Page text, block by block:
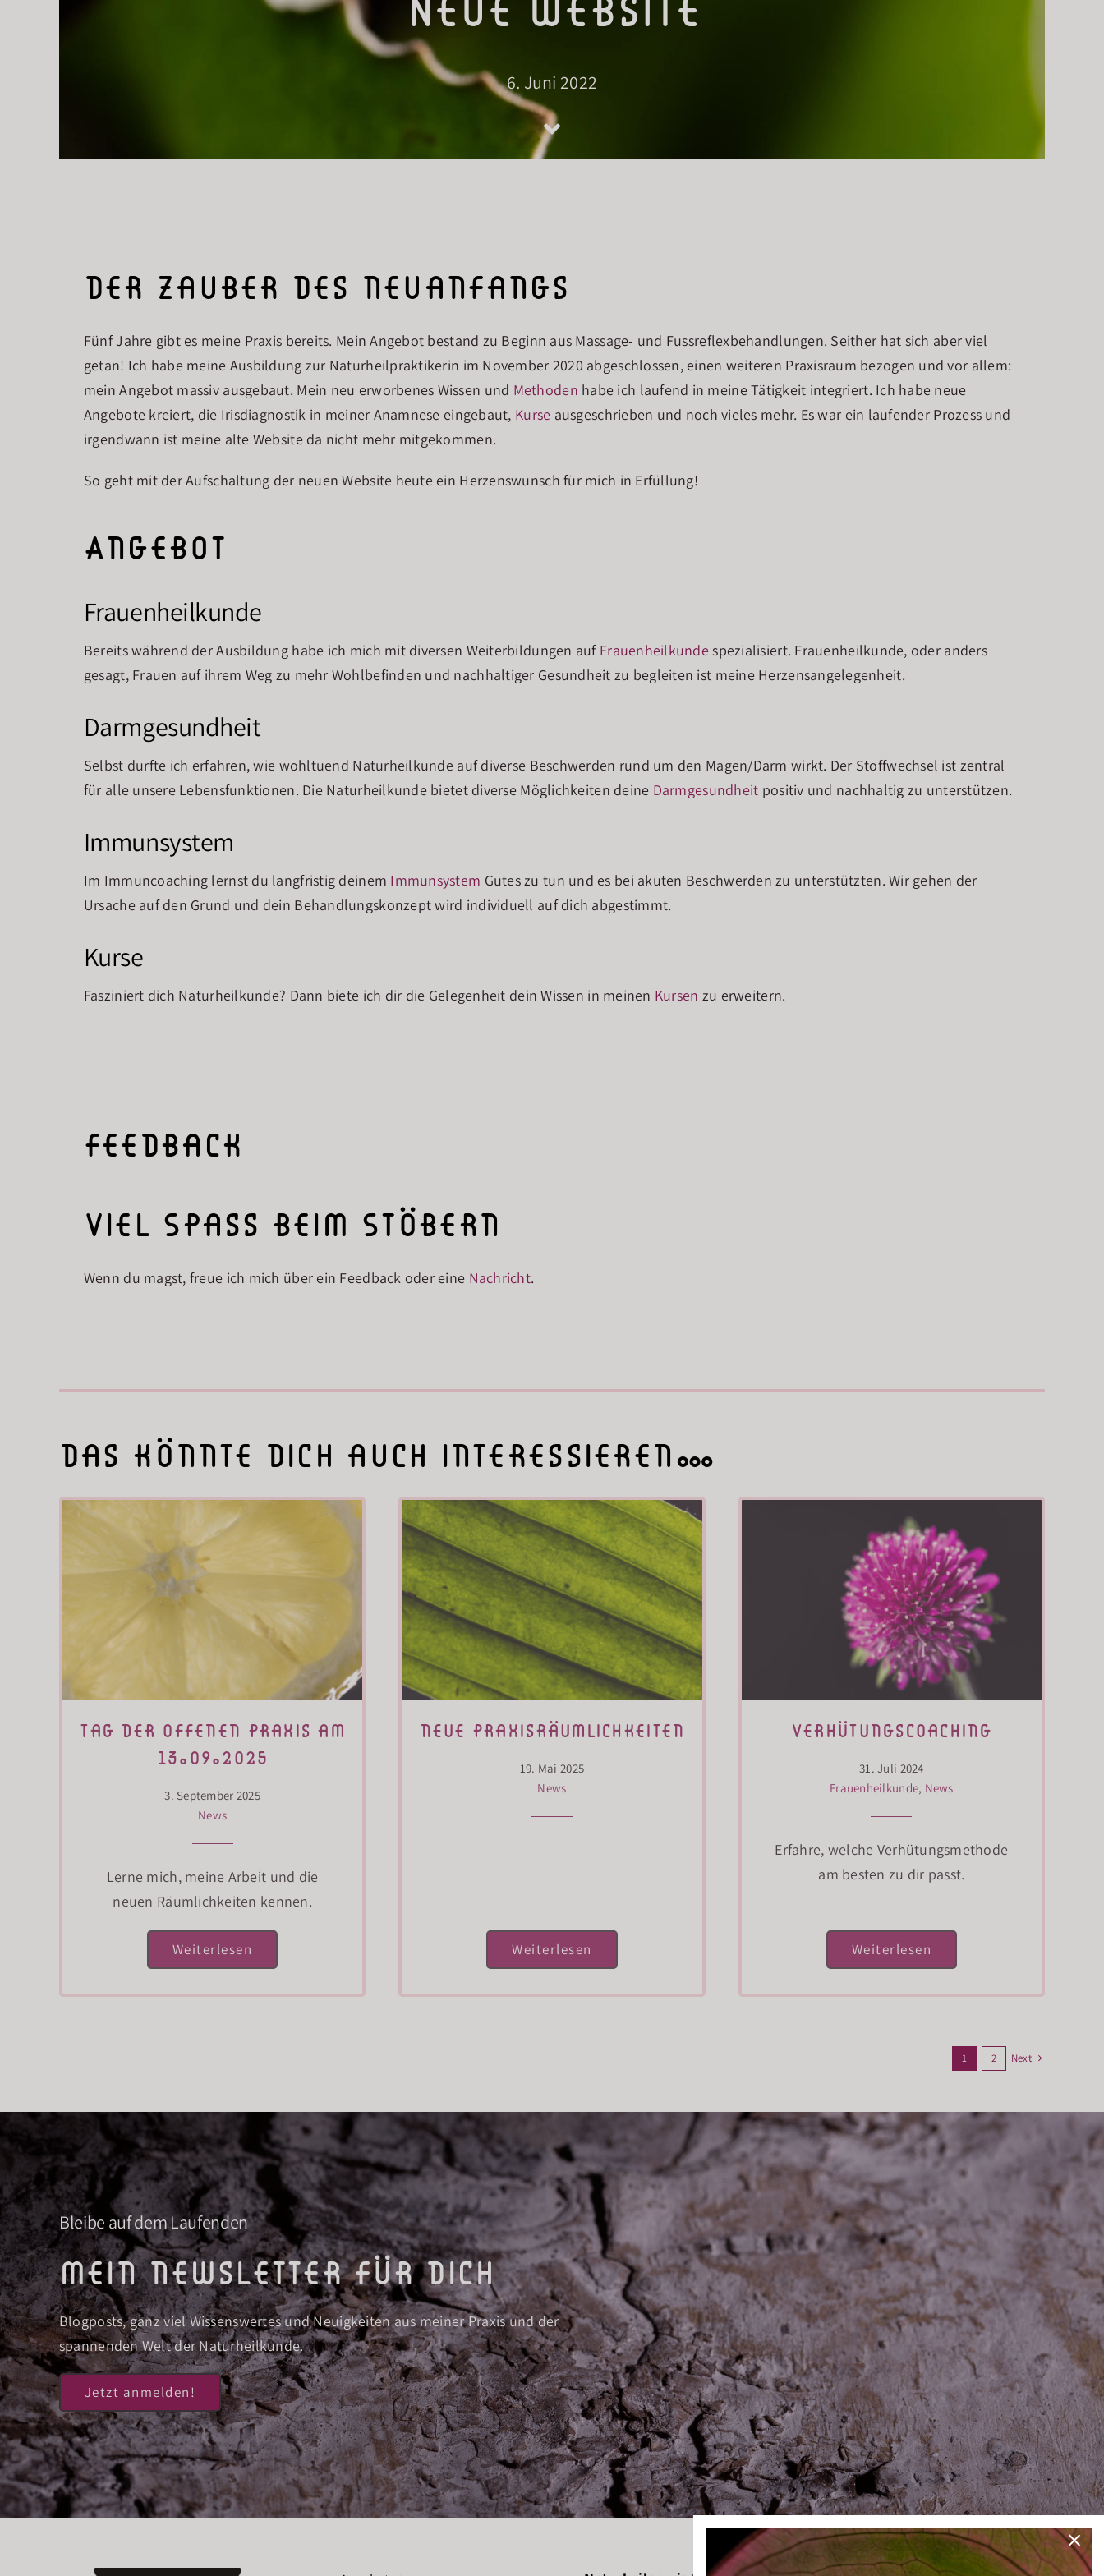
6. Juni 2022
der zauber des neuanfangs
Fünf Jahre gibt es meine Praxis bereits. Mein Angebot bestand zu Beginn aus Massage- und Fussreflexbehandlungen. Seither hat sich aber viel
getan! Ich habe meine Ausbildung zur Naturheilpraktikerin im November 2020 abgeschlossen, einen weiteren Praxisraum bezogen und vor allem:
mein Angebot massiv ausgebaut. Mein neu erworbenes Wissen und Methoden habe ich laufend in meine Tätigkeit integriert. Ich habe neue
Angebote kreiert, die Irisdiagnostik in meiner Anamnese eingebaut, Kurse ausgeschrieben und noch vieles mehr. Es war ein laufender Prozess und
irgendwann ist meine alte Website da nicht mehr mitgekommen.
So geht mit der Aufschaltung der neuen Website heute ein Herzenswunsch für mich in Erfüllung!
Angebot
Frauenheilkunde
Bereits während der Ausbildung habe ich mich mit diversen Weiterbildungen auf Frauenheilkundespezialisiert. Frauenheilkunde, oder anders
gesagt, Frauen auf ihrem Weg zu mehr Wohlbefinden und nachhaltiger Gesundheit zu begleiten ist meine Herzensangelegenheit.
Darmgesundheit
Selbst durfte ich erfahren, wie wohltuend Naturheilkunde auf diverse Beschwerden rund um den Magen/Darm wirkt. Der Stoffwechsel ist zentral
für alle unsere Lebensfunktionen. Die Naturheilkunde bietet diverse Möglichkeiten deine Darmgesundheit positiv und nachhaltig zu unterstützen.
Immunsystem
Im Immuncoaching lernst du langfristig deinem Immunsystem Gutes zu tun und es bei akuten Beschwerden zu unterstützten. Wir gehen der
Ursache auf den Grund und dein Behandlungskonzept wird individuell auf dich abgestimmt.
Kurse
Fasziniert dich Naturheilkunde? Dann biete ich dir die Gelegenheit dein Wissen in meinen Kursen zu erweitern.
feedback
Viel Spass beim Stöbern
Wenn du magst, freue ich mich über ein Feedback oder eine Nachricht.
das könnte dich auch interessieren…
tag der offenen praxis am
13.09.2025
3. September 2025
News
Lerne mich, meine Arbeit und die
neuen Räumlichkeiten kennen.
Weiterlesen
neue praxisräumlichkeiten
19. Mai 2025
News
Weiterlesen
verhütungscoaching
31. Juli 2024
Frauenheilkunde, News
Erfahre, welche Verhütungsmethode
am besten zu dir passt.
Weiterlesen
1 2 Next
Bleibe auf dem Laufenden
mein newsletter für dich
Blogposts, ganz viel Wissenswertes und Neuigkeiten aus meiner Praxis und der
spannenden Welt der Naturheilkunde.
Jetzt anmelden!